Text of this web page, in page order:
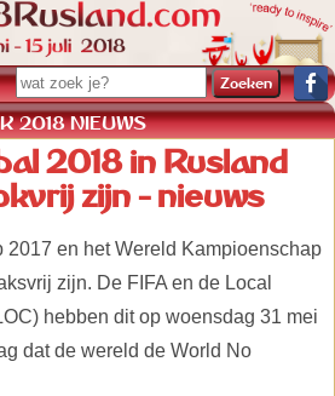
2018 NIEUWS
2018 in Rusland
zijn - nieuws
2017 en het Wereld Kampioenschap
zijn. De FIFA en de Local
hebben dit op woensdag 31 mei
dat de wereld de World No